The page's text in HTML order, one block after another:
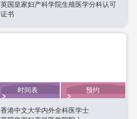
英国皇家妇产科学院生殖医学分科认可
证书
时间表 预约
香港中文大学内外全科医学士